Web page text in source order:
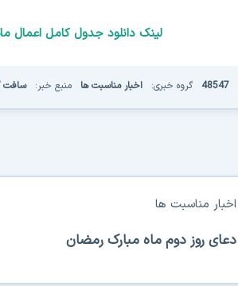
لینک دانلود جدول کامل اعمال
48547 گروه خبری: اخبار مناسبت ها منبع خبر: سافت
دعای روز دوم ماه مبارک رمضان
اخبار مناسبت ها